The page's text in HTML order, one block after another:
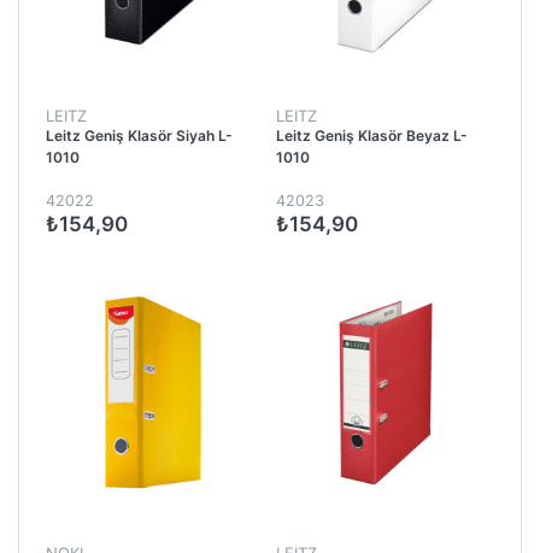
LEITZ
Leitz Geniş Klasör Siyah L-
1010
42022
₺154,90
LEITZ
Leitz Geniş Klasör Beyaz L-
1010
42023
₺154,90